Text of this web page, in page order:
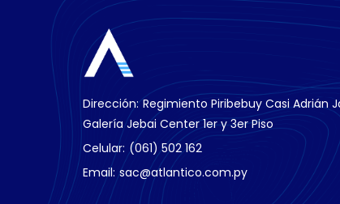
Dirección: Regimiento Piribebuy Casi Adrián
Galería Jebai Center 1er y 3er Piso
Celular: (061) 502 162
Email: sac@atlantico.com.py